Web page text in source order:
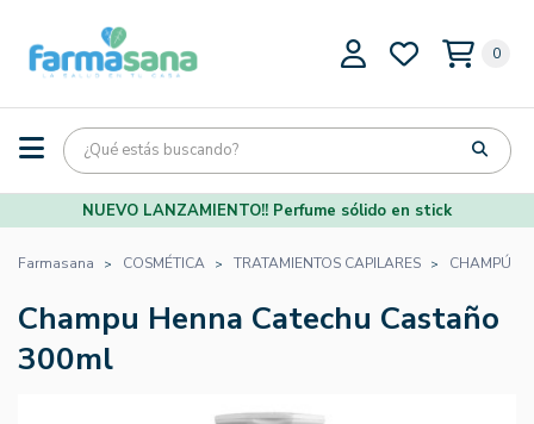
0
NUEVO LANZAMIENTO!! Perfume sólido en stick
Farmasana COSMÉTICA TRATAMIENTOS CAPILARES CHAMPÚ
Champu Henna Catechu Castaño
300ml